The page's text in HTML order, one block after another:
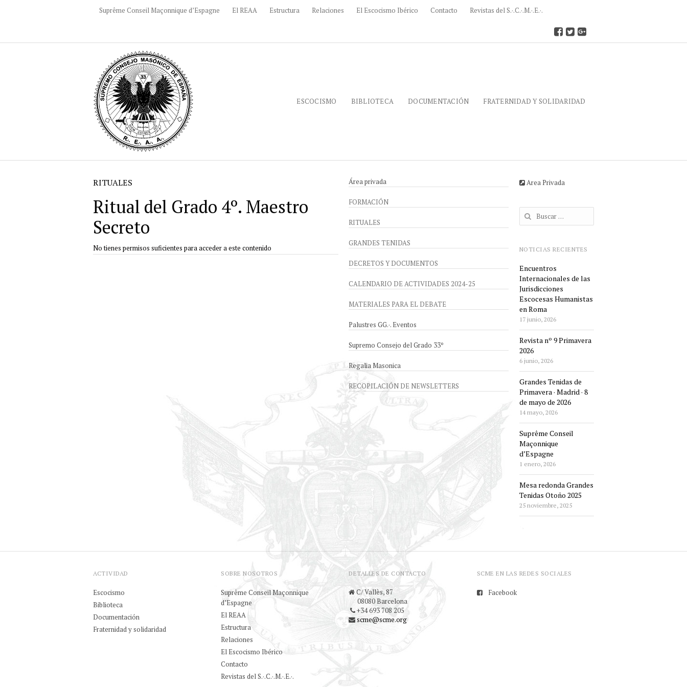
Suprême Conseil Maçonnique d’Espagne El REAA Estructura Relaciones El Escocismo Ibérico Contacto Revistas del S.·.C.·.M.·.E.·.
ESCOCISMO BIBLIOTECA DOCUMENTACIÓN FRATERNIDAD Y SOLIDARIDAD
RITUALES
Ritual del Grado 4º. Maestro
Secreto
No tienes permisos suficientes para acceder a este contenido
Área privada
FORMACIÓN
RITUALES
GRANDES TENIDAS
DECRETOS Y DOCUMENTOS
CALENDARIO DE ACTIVIDADES 2024-25
MATERIALES PARA EL DEBATE
Palustres GG.·. Eventos
Supremo Consejo del Grado 33º
Regalia Masonica
RECOPILACIÓN DE NEWSLETTERS
Area Privada
Buscar:
NOTICIAS RECIENTES
Encuentros
Internacionales de las
Jurisdicciones
Escocesas Humanistas
en Roma
17 junio, 2026
Revista nº 9 Primavera
2026
6 junio, 2026
Grandes Tenidas de
Primavera · Madrid · 8
de mayo de 2026
14 mayo, 2026
Suprême Conseil
Maçonnique
d’Espagne
1 enero, 2026
Mesa redonda Grandes
Tenidas Otoño 2025
25 noviembre, 2025
ACTIVIDAD
Escocismo
Biblioteca
Documentación
Fraternidad y solidaridad
SOBRE NOSOTROS
Suprême Conseil Maçonnique
d’Espagne
El REAA
Estructura
Relaciones
El Escocismo Ibérico
Contacto
Revistas del S.·.C.·.M.·.E.·.
DETALLES DE CONTACTO
C/ Vallès, 87
08080 Barcelona
+34 693 708 205
scme@scme.org
SCME EN LAS REDES SOCIALES
Facebook